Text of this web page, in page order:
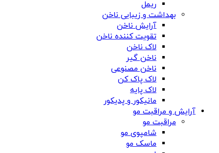
ریمل
بهداشت و زیبایی ناخن
آرایش ناخن
تقویت کننده ناخن
لاک ناخن
ناخن گیر
ناخن مصنوعی
لاک پاک کن
لاک پایه
مانیکور و پدیکور
آرایش و مراقبت مو
مراقبت مو
شامپوی مو
ماسک مو